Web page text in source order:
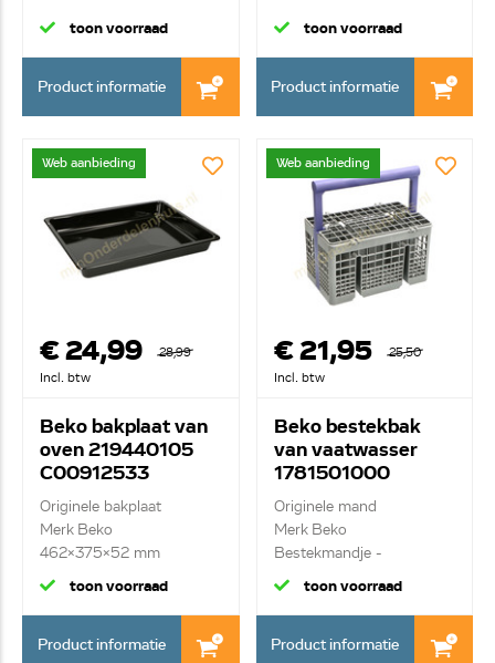
toon voorraad
Product informatie
toon voorraad
Product informatie
Web aanbieding
€ 24,99
28,99
Incl. btw
Beko bakplaat van
oven 219440105
C00912533
Originele bakplaat
Merk Beko
462x375x52 mm
toon voorraad
Product informatie
Web aanbieding
€ 21,95
25,50
Incl. btw
Beko bestekbak
van vaatwasser
1781501000
Originele mand
Merk Beko
Bestekmandje -
grijs/paars
toon voorraad
Product informatie